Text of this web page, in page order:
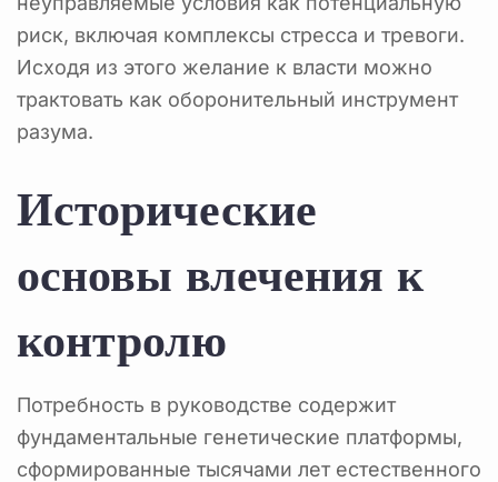
риск, включая комплексы стресса и тревоги.
Исходя из этого желание к власти можно
трактовать как оборонительный инструмент
разума.
Исторические
основы влечения к
контролю
Потребность в руководстве содержит
фундаментальные генетические платформы,
сформированные тысячами лет естественного